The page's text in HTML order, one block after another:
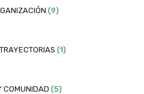
(9)
(1)
COMUNIDAD (5)